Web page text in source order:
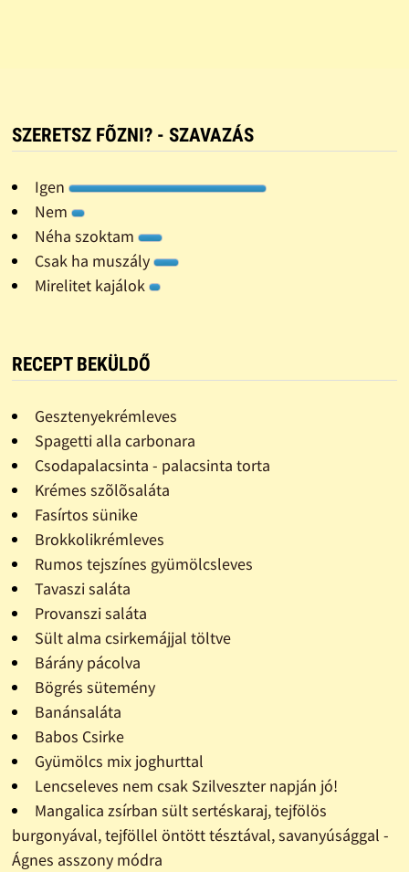
SZERETSZ FÕZNI? - SZAVAZÁS
Igen
Nem
Néha szoktam
Csak ha muszály
Mirelitet kajálok
RECEPT BEKÜLDŐ
Gesztenyekrémleves
Spagetti alla carbonara
Csodapalacsinta - palacsinta torta
Krémes szõlõsaláta
Fasírtos sünike
Brokkolikrémleves
Rumos tejszínes gyümölcsleves
Tavaszi saláta
Provanszi saláta
Sült alma csirkemájjal töltve
Bárány pácolva
Bögrés sütemény
Banánsaláta
Babos Csirke
Gyümölcs mix joghurttal
Lencseleves nem csak Szilveszter napján jó!
Mangalica zsírban sült sertéskaraj, tejfölös
burgonyával, tejföllel öntött tésztával, savanyúsággal -
Ágnes asszony módra